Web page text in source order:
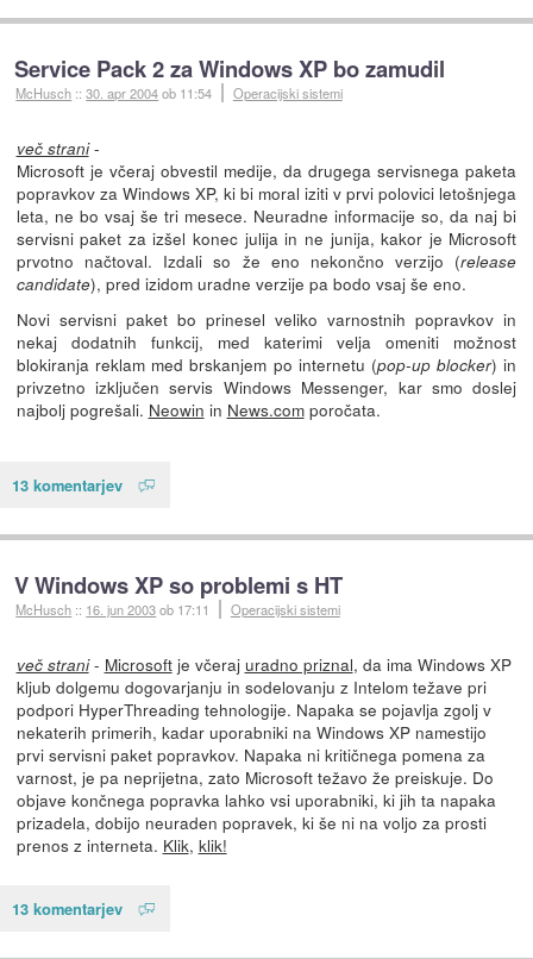
Service Pack 2 za Windows XP bo zamudil
McHusch ::30. apr 2004ob 11:54 Operacijski sistemi
več strani-
Microsoft je včeraj obvestil medije, da drugega servisnega paketa
popravkov za Windows XP, ki bi moral iziti v prvi polovici letošnjega
leta, ne bo vsaj še tri mesece. Neuradne informacije so, da naj bi
servisni paket za izšel konec julija in ne junija, kakor je Microsoft
prvotno načtoval. Izdali so že eno nekončno verzijo (release
candidate), pred izidom uradne verzije pa bodo vsaj še eno.
Novi servisni paket bo prinesel veliko varnostnih popravkov in
nekaj dodatnih funkcij, med katerimi velja omeniti možnost
blokiranja reklam med brskanjem po internetu (pop-up blocker) in
privzetno izključen servis Windows Messenger, kar smo doslej
najbolj pogrešali. Neowin in News.comporočata.
13 komentarjev
V Windows XP so problemi s HT
McHusch :: 16. jun 2003ob 17:11 Operacijski sistemi
več strani- Microsoftje včeraj uradno priznal, da ima Windows XP
kljub dolgemu dogovarjanju in sodelovanju z Intelom težave pri
podpori HyperThreading tehnologije. Napaka se pojavlja zgolj v
nekaterih primerih, kadar uporabniki na Windows XP namestijo
prvi servisni paket popravkov. Napaka ni kritičnega pomena za
varnost, je pa neprijetna, zato Microsoft težavo že preiskuje. Do
objave končnega popravka lahko vsi uporabniki, ki jih ta napaka
prizadela, dobijo neuraden popravek, ki še ni na voljo za prosti
prenos z interneta. Klik, klik!
13 komentarjev